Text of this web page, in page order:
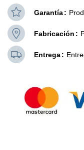
Garantía
Fabricación
Entrega